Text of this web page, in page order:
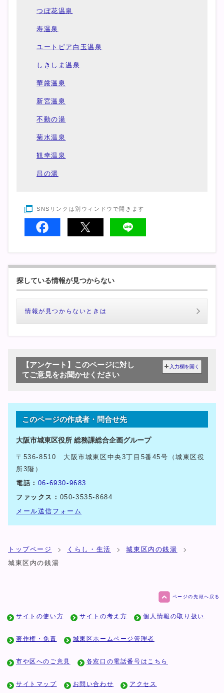
つぼ花温泉
寿温泉
ユートピア白玉温泉
しきしま温泉
華厳温泉
新宮温泉
不動の湯
菊水温泉
観幸温泉
昌の湯
SNSリンクは別ウィンドウで開きます
探している情報が見つからない
情報が見つからないときは
【アンケート】このページに対し
てご意見をお聞かせください
入力欄を開く
このページの作成者・問合せ先
大阪市城東区役所 総務課総合企画グループ
〒536-8510 大阪市城東区中央3丁目5番45号（城東区役
所3階）
電話： 06-6930-9683
ファックス： 050-3535-8684
メール送信フォーム
トップページ くらし・生活
城東区内の銭湯
城東区内の銭湯
ページの先頭へ戻る
サイトの使い方 サイトの考え方 個人情報の取り扱い
著作権・免責 城東区ホームページ管理者
市や区へのご意見 各窓口の電話番号はこちら
サイトマップ お問い合わせ アクセス